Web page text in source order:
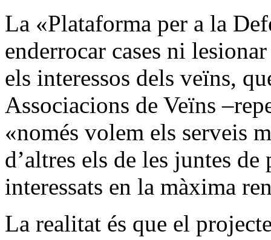
La «Plataforma per a la
enderrocar cases ni
els interessos dels veïns,
Associacions de Veïns
«només volem els serveis
d’altres els de les juntes
interessats en la màxima
La realitat és que el